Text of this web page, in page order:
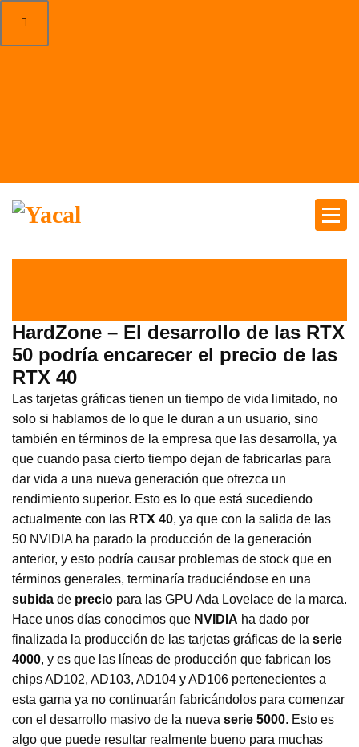
HardZone – El desarrollo de las RTX
50 podría encarecer el precio de las
RTX 40
Las tarjetas gráficas tienen un tiempo de vida limitado, no
solo si hablamos de lo que le duran a un usuario, sino
también en términos de la empresa que las desarrolla, ya
que cuando pasa cierto tiempo dejan de fabricarlas para
dar vida a una nueva generación que ofrezca un
rendimiento superior. Esto es lo que está sucediendo
actualmente con las RTX 40, ya que con la salida de las
50 NVIDIA ha parado la producción de la generación
anterior, y esto podría causar problemas de stock que en
términos generales, terminaría traduciéndose en una
subida de precio para las GPU Ada Lovelace de la marca.
Hace unos días conocimos que NVIDIA ha dado por
finalizada la producción de las tarjetas gráficas de la serie
4000, y es que las líneas de producción que fabrican los
chips AD102, AD103, AD104 y AD106 pertenecientes a
esta gama ya no continuarán fabricándolos para comenzar
con el desarrollo masivo de la nueva serie 5000. Esto es
algo que puede resultar realmente bueno para muchas